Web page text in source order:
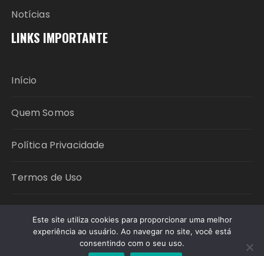
Notícias
LINKS IMPORTANTE
Início
Quem Somos
Política Privacidade
Termos de Uso
Este site utiliza cookies para proporcionar uma melhor
experiência ao usuário. Ao navegar no site, você está
consentindo com o seu uso.